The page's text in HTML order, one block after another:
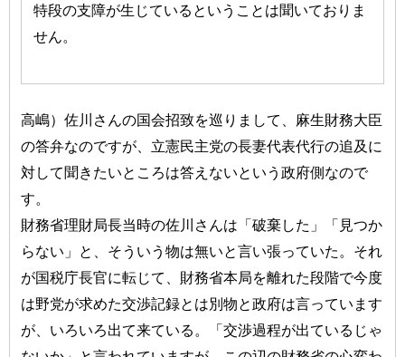
特段の支障が生じているということは聞いておりま
せん。
高嶋）佐川さんの国会招致を巡りまして、麻生財務大臣
の答弁なのですが、立憲民主党の長妻代表代行の追及に
対して聞きたいところは答えないという政府側なので
す。
財務省理財局長当時の佐川さんは「破棄した」「見つか
らない」と、そういう物は無いと言い張っていた。それ
が国税庁長官に転じて、財務省本局を離れた段階で今度
は野党が求めた交渉記録とは別物と政府は言っています
が、いろいろ出て来ている。「交渉過程が出ているじゃ